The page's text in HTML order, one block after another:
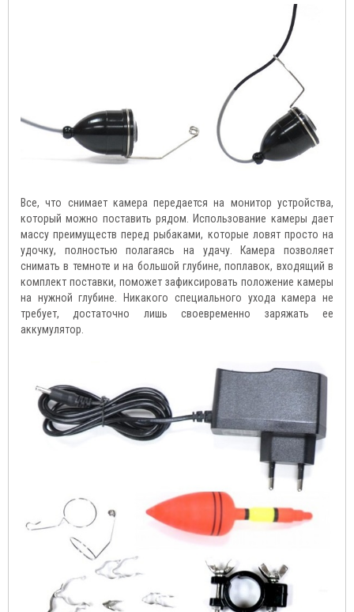
Все, что снимает камера передается на монитор устройства,
который можно поставить рядом. Использование камеры дает
массу преимуществ перед рыбаками, которые ловят просто на
удочку, полностью полагаясь на удачу. Камера позволяет
снимать в темноте и на большой глубине, поплавок, входящий в
комплект поставки, поможет зафиксировать положение камеры
на нужной глубине. Никакого специального ухода камера не
требует, достаточно лишь своевременно заряжать ее
аккумулятор.